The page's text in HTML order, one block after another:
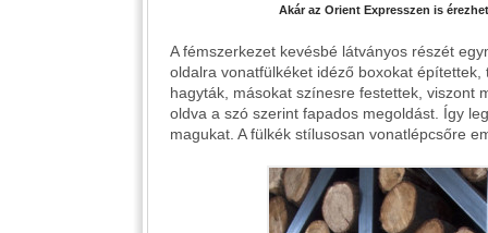
Akár az Orient Expresszen is
A fémszerkezet kevésbé látványos részét
oldalra vonatfülkéket idéző boxokat
hagyták, másokat színesre festettek, viszont
oldva a szó szerint fapados megoldást. Így
magukat. A fülkék stílusosan vonatlépcsőre